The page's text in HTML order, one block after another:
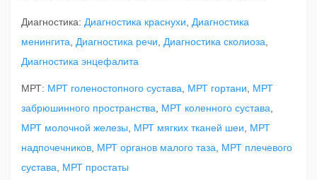
Диагностика: Диагностика краснухи
Диагностика
менингита
Диагностика речи Диагностика сколиоза
Диагностика энцефалита
МРТ: МРТ голеностопного сустава МРТ гортани
МРТ
забрюшинного пространства
МРТ коленного сустава
МРТ молочной железы
МРТ мягких тканей шеи
МРТ
надпочечников МРТ органов малого таза
МРТ плечевого
сустава
МРТ простаты